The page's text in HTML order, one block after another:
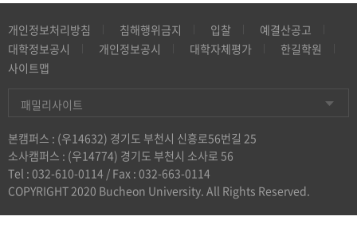
개인정보처리방침 침해행위금지 입찰
예결산공고
대학정보공시
개인정보공시 대학자체평가
한길학원
사이트맵
패밀리사이트
본캠퍼스 : (우14632) 경기도 부천시 신흥로56번길 25
소사캠퍼스 : (우14774) 경기도 부천시 소사로 56
Tel : 032-610-0114 / Fax : 032-663-0114
COPYRIGHT 2020 Bucheon University. All Rights Reserved.